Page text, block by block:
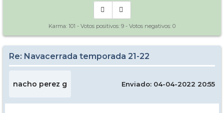
Karma: 101 - Votos positivos: 9 - Votos negativos: 0
Re: Navacerrada temporada 21-22
nacho perez g Enviado: 04-04-2022 20:55